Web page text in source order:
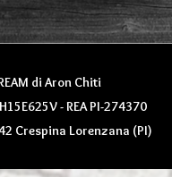
di Aron Chiti
- REA PI-274370
Crespina Lorenzana (PI)